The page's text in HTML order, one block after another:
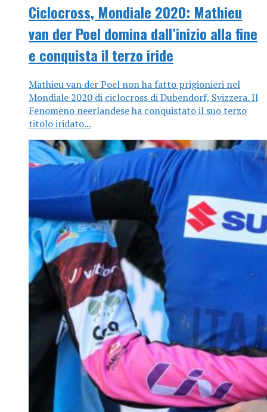
Ciclocross, Mondiale 2020: Mathieu
van der Poel domina dall’inizio alla fine
e conquista il terzo iride
Mathieu van der Poel non ha fatto prigionieri nel
Mondiale 2020 di ciclocross di Dubendorf, Svizzera. Il
Fenomeno neerlandese ha conquistato il suo terzo
titolo iridato...